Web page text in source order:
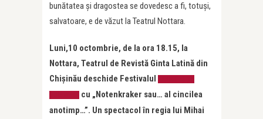
bunătatea și dragostea se dovedesc a fi, totuși,
salvatoare, e de văzut la Teatrul Nottara.
Luni,10 octombrie, de la ora 18.15, la
Nottara, Teatrul de Revistă Ginta Latină din
Chișinău deschide Festivalul
cu „Notenkraker sau… al cincilea
anotimp…”. Un spectacol în regia lui Mihai